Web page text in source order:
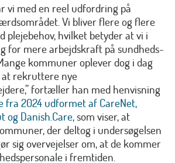
vi med en reel udfordring på
Vi bliver flere og flere
plejebehov, hvilket betyder at vi i
for mere arbejdskraft på sundheds-
kommuner oplever dog i dag
rekruttere nye
fortæller han med henvisning
fra 2024 udformet af CareNet,
og Danish.Care, som viser, at
der deltog i undersøgelsen
sig overvejelser om, at de kommer
i fremtiden.